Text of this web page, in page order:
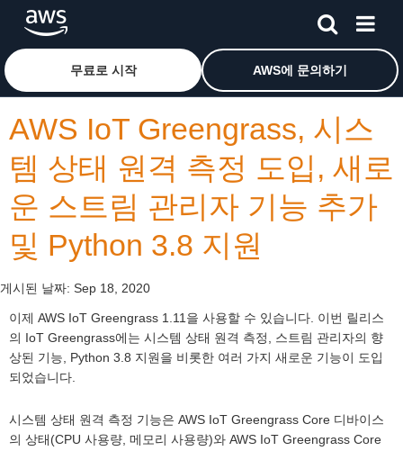
메인 콘텐츠로 건너뛰기Amazon Web Services 홈 페이지로 돌아가려면 여기를 클
무료로 시작 AWS에 문의하기
AWS IoT Greengrass, 시스
템 상태 원격 측정 도입, 새로
운 스트림 관리자 기능 추가
및 Python 3.8 지원
게시된 날짜: Sep 18, 2020
이제 AWS IoT Greengrass 1.11을 사용할 수 있습니다. 이번 릴리스
의 IoT Greengrass에는 시스템 상태 원격 측정, 스트림 관리자의 향
상된 기능, Python 3.8 지원을 비롯한 여러 가지 새로운 기능이 도입
되었습니다.
시스템 상태 원격 측정 기능은 AWS IoT Greengrass Core 디바이스
의 상태(CPU 사용량, 메모리 사용량)와 AWS IoT Greengrass Core